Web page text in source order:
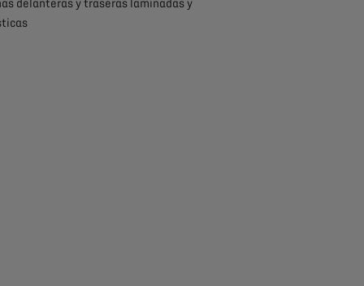
delanteras y traseras laminadas y